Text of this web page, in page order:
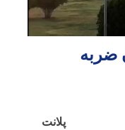
ضربه
پلانت